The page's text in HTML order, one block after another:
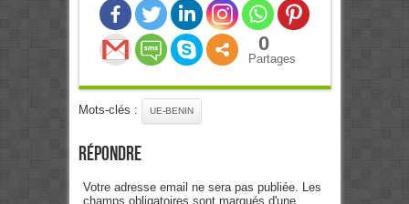
0
Partages
Mots-clés : UE-BENIN
Répondre
Votre adresse email ne sera pas publiée. Les
champs obligatoires sont marqués d'une